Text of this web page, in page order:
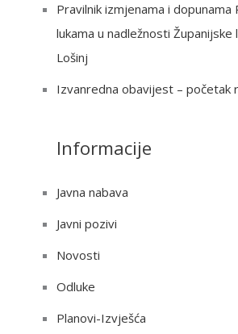
Pravilnik izmjenama i dopunama
lukama u nadležnosti Županijske
Lošinj
Izvanredna obavijest – početak
Informacije
Javna nabava
Javni pozivi
Novosti
Odluke
Planovi-Izvješća